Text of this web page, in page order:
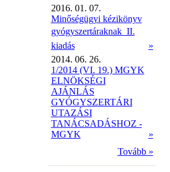
2016. 01. 07.
Minőségügyi kézikönyv
gyógyszertáraknak  II.
kiadás
»
2014. 06. 26.
1/2014 (VI. 19.) MGYK
ELNÖKSÉGI
AJÁNLÁS
GYÓGYSZERTÁRI
UTAZÁSI
TANÁCSADÁSHOZ -
MGYK
»
Tovább »